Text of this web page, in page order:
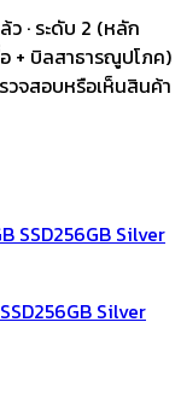
· ระดับ 2 (หลัก
+ บิลสาธารณูปโภค)
จสอบหรือเห็นสินค้า
Silver